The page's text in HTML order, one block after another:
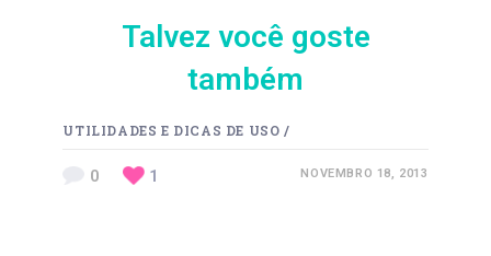
Talvez você goste
também
UTILIDADES E DICAS DE USO /
0 1 NOVEMBRO 18, 2013